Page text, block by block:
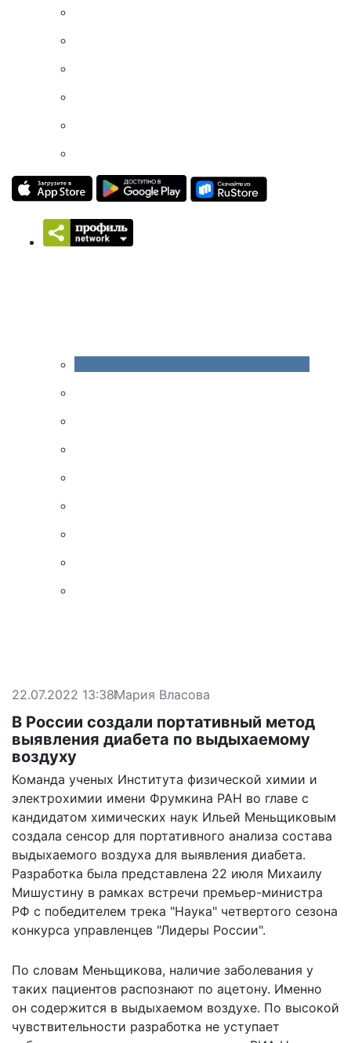
22.07.2022 13:38Мария Власова
В России создали портативный метод
выявления диабета по выдыхаемому
воздуху
Команда ученых Института физической химии и
электрохимии имени Фрумкина РАН во главе с
кандидатом химических наук Ильей Меньщиковым
создала сенсор для портативного анализа состава
выдыхаемого воздуха для выявления диабета.
Разработка была представлена 22 июля Михаилу
Мишустину в рамках встречи премьер-министра
РФ с победителем трека "Наука" четвертого сезона
конкурса управленцев "Лидеры России".
По словам Меньщикова, наличие заболевания у
таких пациентов распознают по ацетону. Именно
он содержится в выдыхаемом воздухе. По высокой
чувствительности разработка не уступает